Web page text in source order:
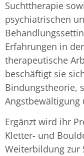
Suchttherapie
psychiatrischen
Erfahrungen in
therapeutische
beschäftigt sie
Bindungstheorie,
Ergänzt wird ihr
Kletter- und
Weiterbildung zur